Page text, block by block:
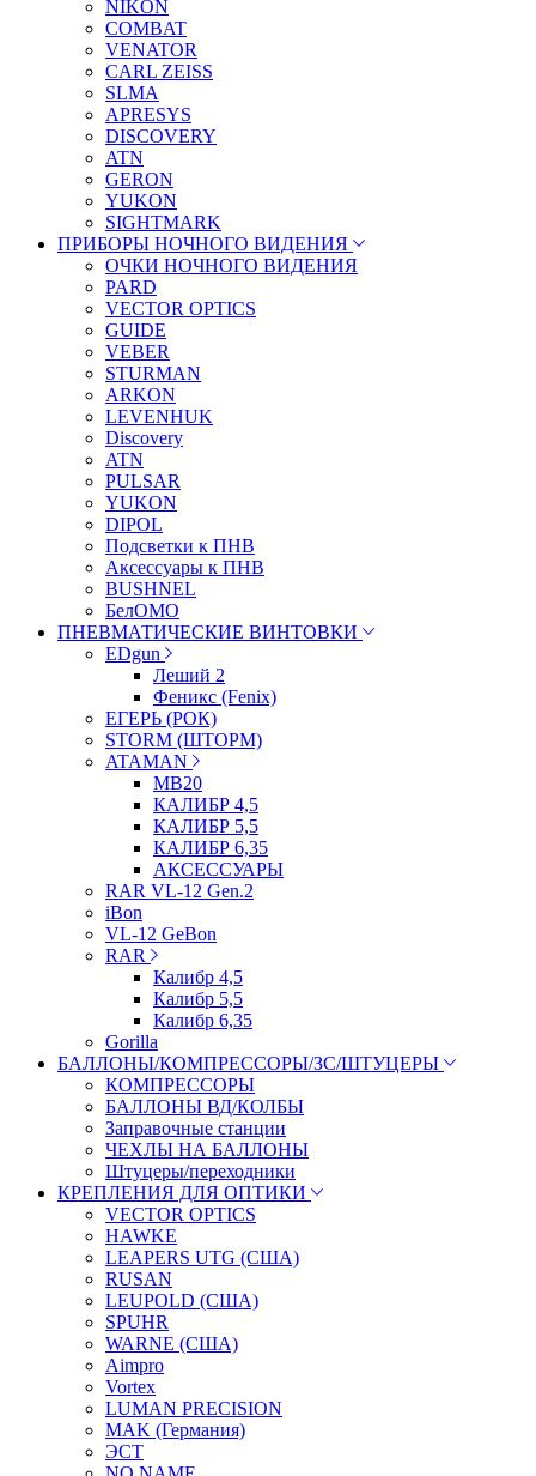
NIKON
COMBAT
VENATOR
CARL ZEISS
SLMA
APRESYS
DISCOVERY
ATN
GERON
YUKON
SIGHTMARK
ПРИБОРЫ НОЧНОГО ВИДЕНИЯ
ОЧКИ НОЧНОГО ВИДЕНИЯ
PARD
VECTOR OPTICS
GUIDE
VEBER
STURMAN
ARKON
LEVENHUK
Discovery
ATN
PULSAR
YUKON
DIPOL
Подсветки к ПНВ
Аксессуары к ПНВ
BUSHNEL
БелОМО
ПНЕВМАТИЧЕСКИЕ ВИНТОВКИ
EDgun
Леший 2
Феникс (Fenix)
ЕГЕРЬ (РОК)
STORM (ШТОРМ)
ATAMAN
МВ20
КАЛИБР 4,5
КАЛИБР 5,5
КАЛИБР 6,35
АКСЕССУАРЫ
RAR VL-12 Gen.2
iBon
VL-12 GeBon
RAR
Калибр 4,5
Калибр 5,5
Калибр 6,35
Gorilla
БАЛЛОНЫ/КОМПРЕССОРЫ/ЗС/ШТУЦЕРЫ
КОМПРЕССОРЫ
БАЛЛОНЫ ВД/КОЛБЫ
Заправочные станции
ЧЕХЛЫ НА БАЛЛОНЫ
Штуцеры/переходники
КРЕПЛЕНИЯ ДЛЯ ОПТИКИ
VECTOR OPTICS
HAWKE
LEAPERS UTG (США)
RUSAN
LEUPOLD (США)
SPUHR
WARNE (США)
Aimpro
Vortex
LUMAN PRECISION
MAK (Германия)
ЭСТ